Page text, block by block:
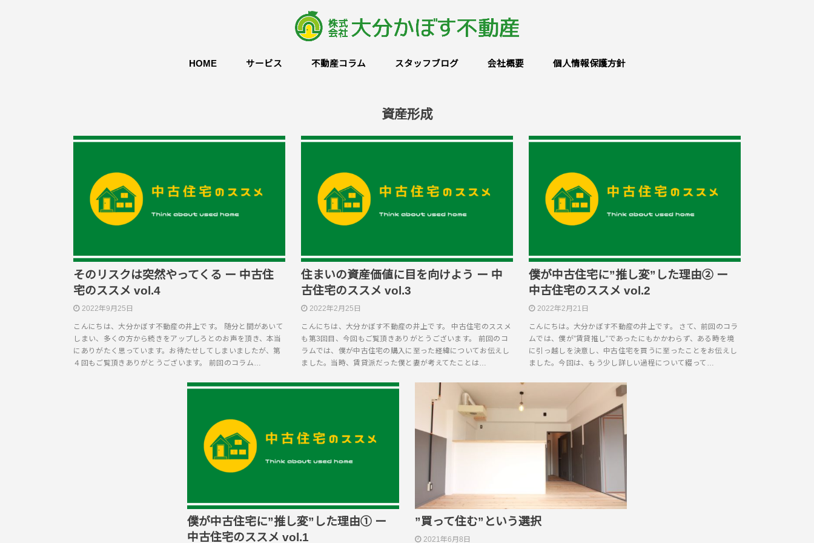
HOME サービス 不動産コラム スタッフブログ 会社概要 個人情報保護方針
資産形成
そのリスクは突然やってくる ー 中古住
宅のススメ vol.4
2022年9月25日
こんにちは、大分かぼす不動産の井上です。 随分と間があいて
しまい、多くの方から続きをアップしろとのお声を頂き、本当
にありがたく思っています。お待たせしてしまいましたが、第
４回もご覧頂きありがとうございます。 前回のコラム…
住まいの資産価値に目を向けよう ー 中
古住宅のススメ vol.3
2022年2月25日
こんにちは、大分かぼす不動産の井上です。 中古住宅のススメ
も第3回目、今回もご覧頂きありがとうございます。 前回のコ
ラムでは、僕が中古住宅の購入に至った経緯についてお伝えし
ました。当時、賃貸派だった僕と妻が考えてたことは…
僕が中古住宅に”推し変”した理由② ー
中古住宅のススメ vol.2
2022年2月21日
こんにちは。大分かぼす不動産の井上です。 さて、前回のコラ
ムでは、僕が”賃貸推し”であったにもかかわらず、ある時を境
に引っ越しを決意し、中古住宅を買うに至ったことをお伝えし
ました。今回は、もう少し詳しい過程について綴って…
僕が中古住宅に”推し変”した理由① ー
中古住宅のススメ vol.1
”買って住む”という選択
2021年6月8日